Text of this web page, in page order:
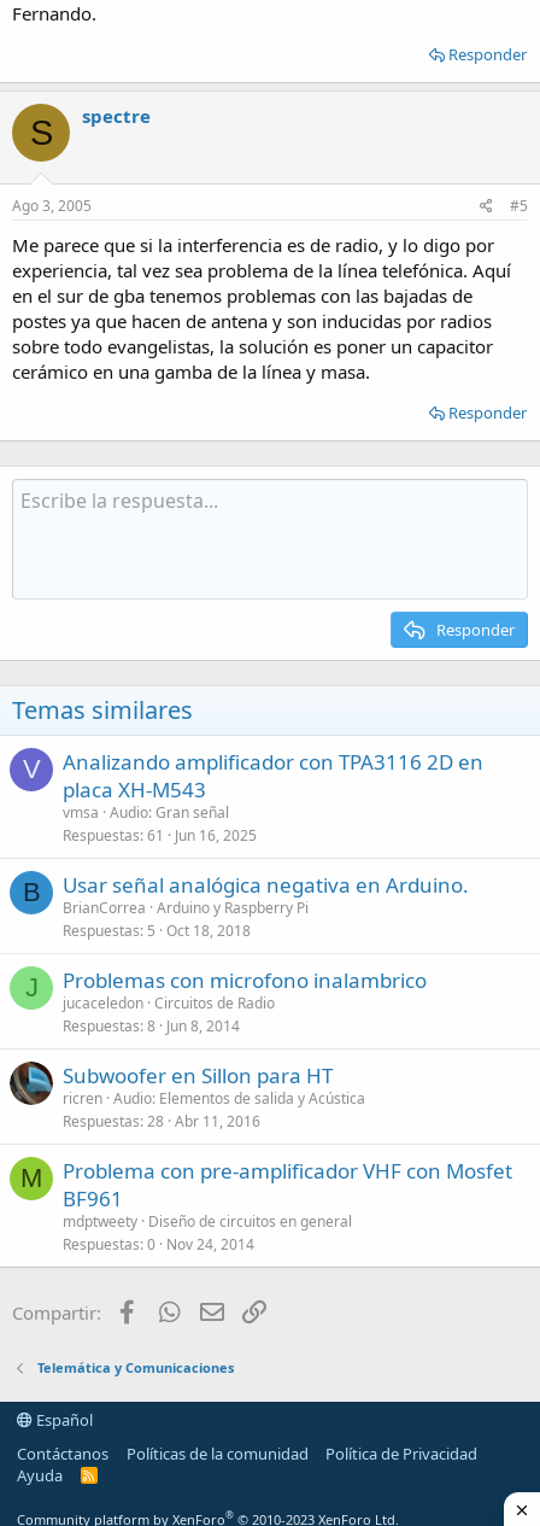
Fernando.
Responder
S spectre
Ago 3, 2005 #5
Me parece que si la interferencia es de radio, y lo digo por
experiencia, tal vez sea problema de la línea telefónica. Aquí
en el sur de gba tenemos problemas con las bajadas de
postes ya que hacen de antena y son inducidas por radios
sobre todo evangelistas, la solución es poner un capacitor
cerámico en una gamba de la línea y masa.
Responder
Responder
Temas similares
V
Analizando amplificador con TPA3116 2D en
placa XH-M543
vmsa Audio: Gran señal
Respuestas 61 Jun 16, 2025
B Usar señal analógica negativa en Arduino.
BrianCorrea Arduino y Raspberry Pi
Respuestas 5 Oct 18, 2018
J Problemas con microfono inalambrico
jucaceledon Circuitos de Radio
Respuestas 8 Jun 8, 2014
Subwoofer en Sillon para HT
ricren Audio: Elementos de salida y Acústica
Respuestas 28 Abr 11, 2016
M
Problema con pre-amplificador VHF con Mosfet
BF961
mdptweety Diseño de circuitos en general
Respuestas 0 Nov 24, 2014
Compartir: FacebookWhatsApp
Email
Telemática y Comunicaciones
Español
Contáctanos
Políticas de la comunidad
Política de Privacidad
Ayuda
R
Community platform by XenForo® © 2010-2023 XenForo Ltd.